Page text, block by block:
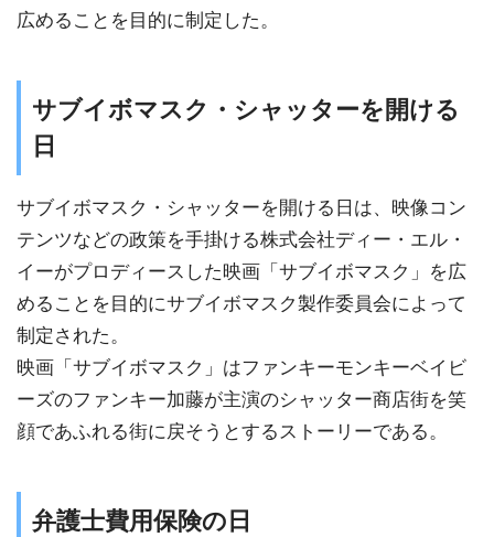
広めることを目的に制定した。
サブイボマスク・シャッターを開ける
日
サブイボマスク・シャッターを開ける日は、映像コン
テンツなどの政策を手掛ける株式会社ディー・エル・
イーがプロディースした映画「サブイボマスク」を広
めることを目的にサブイボマスク製作委員会によって
制定された。
映画「サブイボマスク」はファンキーモンキーベイビ
ーズのファンキー加藤が主演のシャッター商店街を笑
顔であふれる街に戻そうとするストーリーである。
弁護士費用保険の日